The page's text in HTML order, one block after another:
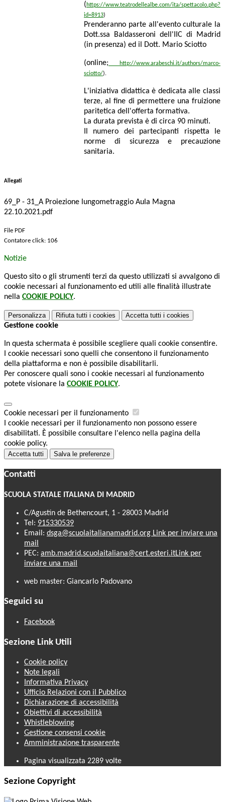
( https://www.teatrodellealbe.com/ita/spettacolo.php?
id=8913)
Prenderanno parte all'evento culturale la
Dott.ssa Baldasseroni dell'IIC di Madrid
(in presenza) ed il Dott. Mario Sciotto
(online; http://www.arabeschi.it/authors/marco-
sciotto/).
L'iniziativa didattica è dedicata alle classi
terze, al fine di permettere una fruizione
paritetica dell'offerta formativa.
La durata prevista è di circa 90 minuti.
Il numero dei partecipanti rispetta le
norme di sicurezza e precauzione
sanitaria.
Allegati
69_P - 31_A Proiezione lungometraggio Aula Magna
22.10.2021.pdf
File PDF
Contatore click: 106
Notizie
Questo sito o gli strumenti terzi da questo utilizzati si avvalgono di
cookie necessari al funzionamento ed utili alle finalità illustrate
nella COOKIE POLICY.
Personalizza Rifiuta tutti i cookies Accetta tutti i cookies
Gestione cookie
In questa schermata è possibile scegliere quali cookie consentire.
I cookie necessari sono quelli che consentono il funzionamento
della piattaforma e non è possibile disabilitarli.
Per conoscere quali sono i cookie necessari al funzionamento
potete visionare la COOKIE POLICY.
Cookie necessari per il funzionamento
I cookie necessari per il funzionamento non possono essere
disabilitati. È possibile consultare l'elenco nella pagina della
cookie policy.
Accetta tutti Salva le preferenze
Contatti
SCUOLA STATALE ITALIANA DI MADRID
C/Agustín de Bethencourt, 1 - 28003 Madrid
Tel: 915330539
Email: dsga@scuolaitalianamadrid.org Link per inviare una
mail
PEC: amb.madrid.scuolaitaliana@cert.esteri.itLink per
inviare una mail
web master: Giancarlo Padovano
Seguici su
Facebook
Sezione Link Utili
Cookie policy
Note legali
Informativa Privacy
Ufficio Relazioni con il Pubblico
Dichiarazione di accessibilità
Obiettivi di accessibilità
Whistleblowing
Gestione consensi cookie
Amministrazione trasparente
Pagina visualizzata 2289 volte
Sezione Copyright